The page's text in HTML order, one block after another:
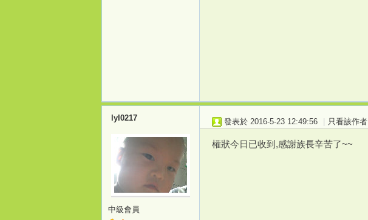
lyl0217
中級會員
發表於 2016-5-23 12:49:56 | 只看該作者
權狀今日已收到,感謝族長辛苦了~~